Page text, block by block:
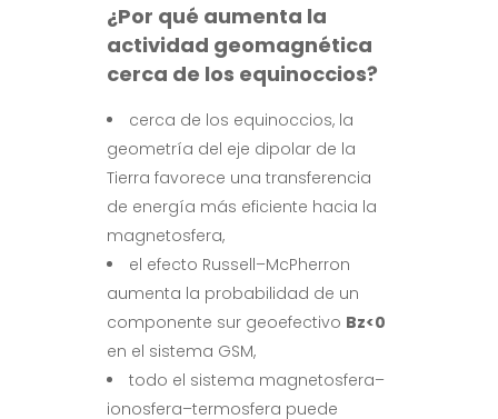
¿Por qué aumenta la
actividad geomagnética
cerca de los equinoccios?
cerca de los equinoccios, la
geometría del eje dipolar de la
Tierra favorece una transferencia
de energía más eficiente hacia la
magnetosfera,
el efecto Russell–McPherron
aumenta la probabilidad de un
componente sur geoefectivo Bz<0
en el sistema GSM,
todo el sistema magnetosfera–
ionosfera–termosfera puede